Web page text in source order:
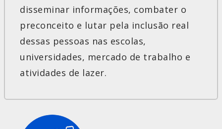
disseminar informações, combater o
preconceito e lutar pela inclusão real
dessas pessoas nas escolas,
universidades, mercado de trabalho e
atividades de lazer.